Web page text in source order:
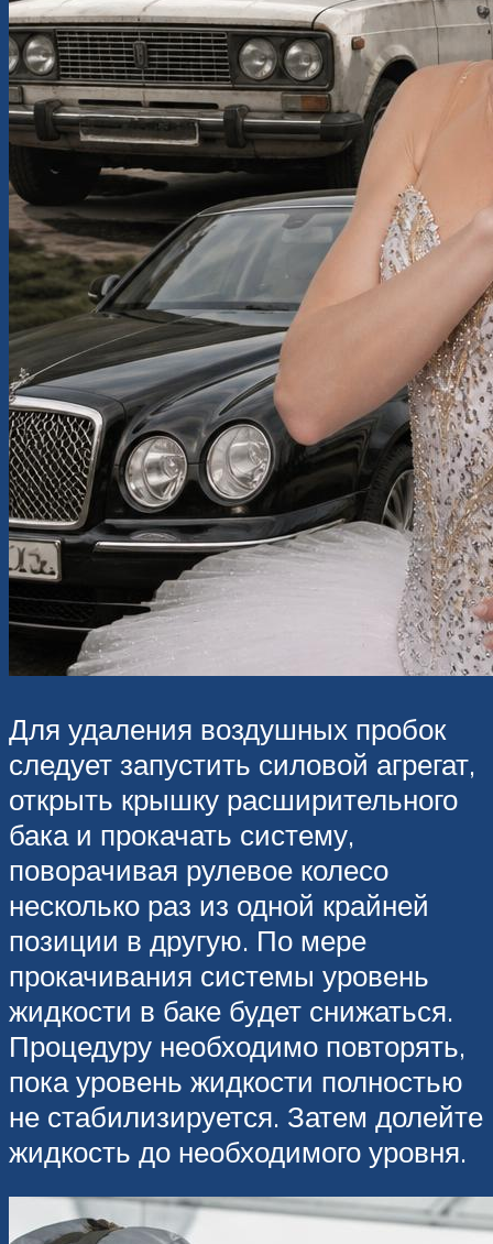
Для удаления воздушных пробок
следует запустить силовой агрегат,
открыть крышку расширительного
бака и прокачать систему,
поворачивая рулевое колесо
несколько раз из одной крайней
позиции в другую. По мере
прокачивания системы уровень
жидкости в баке будет снижаться.
Процедуру необходимо повторять,
пока уровень жидкости полностью
не стабилизируется. Затем долейте
жидкость до необходимого уровня.